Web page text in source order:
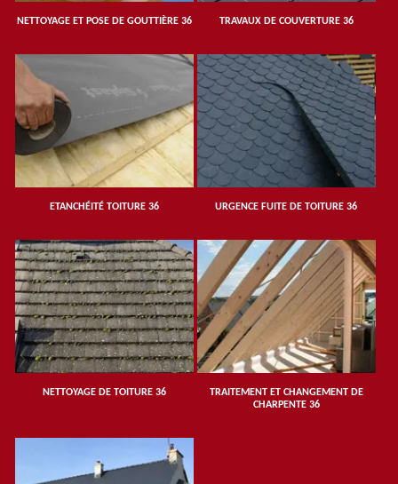
NETTOYAGE ET POSE DE GOUTTIÈRE 36 TRAVAUX DE COUVERTURE 36
ETANCHÉITÉ TOITURE 36 URGENCE FUITE DE TOITURE 36
NETTOYAGE DE TOITURE 36
TRAITEMENT ET CHANGEMENT DE
CHARPENTE 36